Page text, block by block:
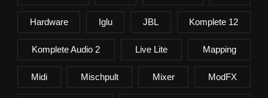
Hardware Iglu JBL Komplete 12
Komplete Audio 2 Live Lite Mapping
Midi Mischpult Mixer ModFX